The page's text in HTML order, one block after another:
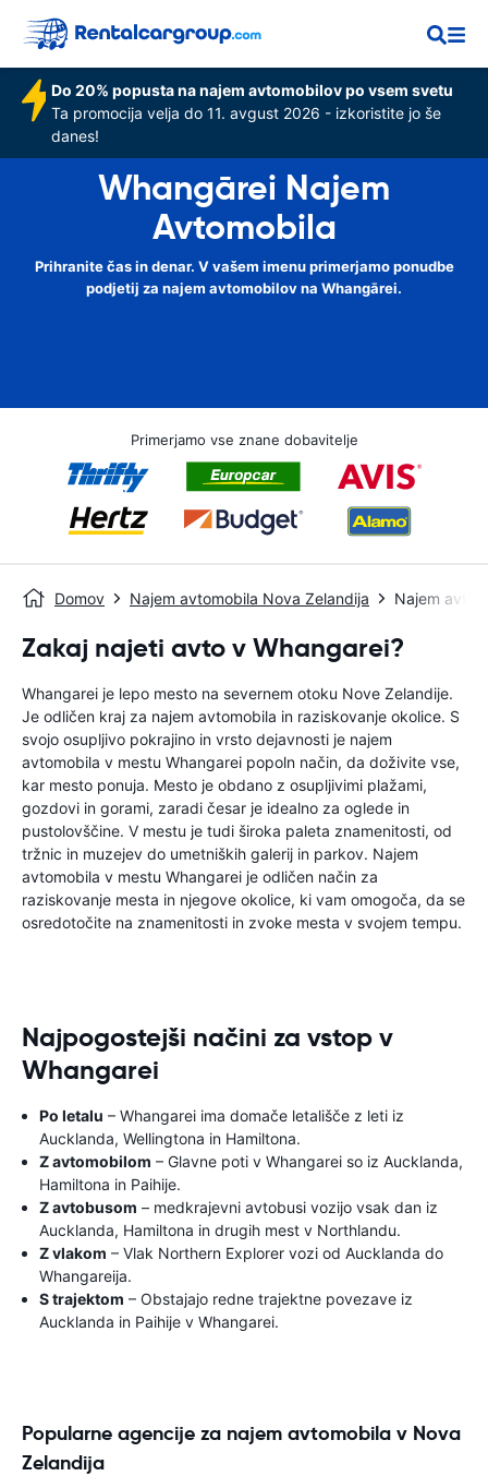
Do 20% popusta na najem avtomobilov po vsem svetu
Ta promocija velja do 11. avgust 2026 - izkoristite jo še
danes!
Whangārei Najem
Avtomobila
Prihranite čas in denar. V vašem imenu primerjamo ponudbe
podjetij za najem avtomobilov na Whangārei.
Primerjamo vse znane dobavitelje
Domov Najem avtomobila Nova Zelandija Najem
Zakaj najeti avto v Whangarei?
Whangarei je lepo mesto na severnem otoku Nove Zelandije.
Je odličen kraj za najem avtomobila in raziskovanje okolice. S
svojo osupljivo pokrajino in vrsto dejavnosti je najem
avtomobila v mestu Whangarei popoln način, da doživite vse,
kar mesto ponuja. Mesto je obdano z osupljivimi plažami,
gozdovi in ​​gorami, zaradi česar je idealno za oglede in
pustolovščine. V mestu je tudi široka paleta znamenitosti, od
tržnic in muzejev do umetniških galerij in parkov. Najem
avtomobila v mestu Whangarei je odličen način za
raziskovanje mesta in njegove okolice, ki vam omogoča, da se
osredotočite na znamenitosti in zvoke mesta v svojem tempu.
Najpogostejši načini za vstop v
Whangarei
Po letalu – Whangarei ima domače letališče z leti iz
Aucklanda, Wellingtona in Hamiltona.
Z avtomobilom – Glavne poti v Whangarei so iz Aucklanda,
Hamiltona in Paihije.
Z avtobusom – medkrajevni avtobusi vozijo vsak dan iz
Aucklanda, Hamiltona in drugih mest v Northlandu.
Z vlakom – Vlak Northern Explorer vozi od Aucklanda do
Whangareija.
S trajektom – Obstajajo redne trajektne povezave iz
Aucklanda in Paihije v Whangarei.
Popularne agencije za najem avtomobila v Nova
Zelandija